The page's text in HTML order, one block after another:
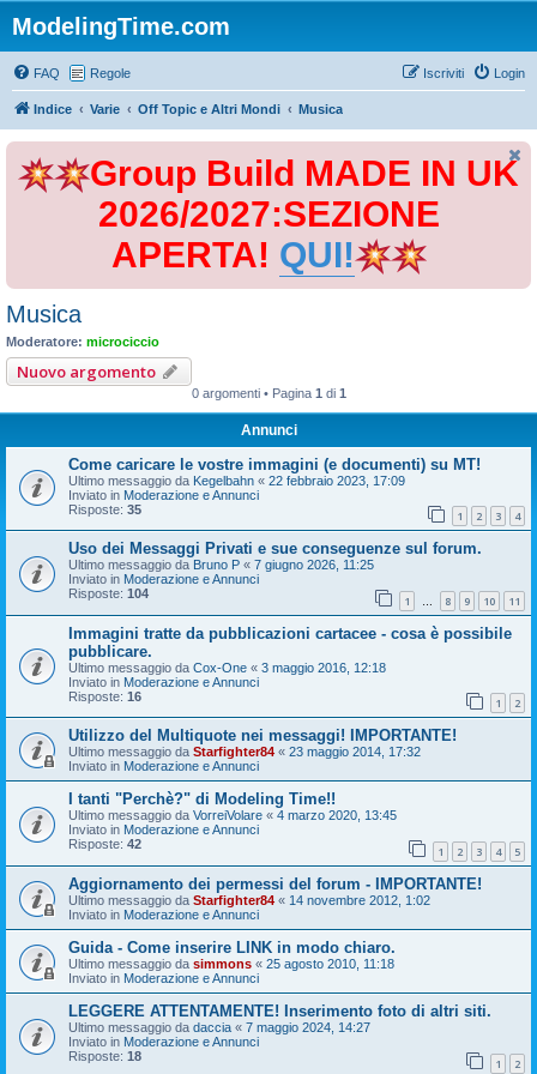
ModelingTime.com
FAQ Regole Login
Iscriviti
Indice Varie Off Topic e Altri Mondi Musica
Group Build MADE IN UK
2026/2027:SEZIONE
APERTA! QUI!
Musica
Moderatore: microciccio
Nuovo argomento
0 argomenti • Pagina 1 di 1
Annunci
Come caricare le vostre immagini (e documenti) su MT!
Ultimo messaggio da Kegelbahn « 22 febbraio 2023, 17:09
Inviato in Moderazione e Annunci
Risposte: 35 1 2 3 4
Uso dei Messaggi Privati e sue conseguenze sul forum.
Ultimo messaggio da Bruno P « 7 giugno 2026, 11:25
Inviato in Moderazione e Annunci
Risposte: 104 1 … 8 9 10 11
Immagini tratte da pubblicazioni cartacee - cosa è possibile
pubblicare.
Ultimo messaggio da Cox-One « 3 maggio 2016, 12:18
Inviato in Moderazione e Annunci
Risposte: 16 1 2
Utilizzo del Multiquote nei messaggi! IMPORTANTE!
Ultimo messaggio da Starfighter84 « 23 maggio 2014, 17:32
Inviato in Moderazione e Annunci
I tanti "Perchè?" di Modeling Time!!
Ultimo messaggio da VorreiVolare « 4 marzo 2020, 13:45
Inviato in Moderazione e Annunci
Risposte: 42 1 2 3 4 5
Aggiornamento dei permessi del forum - IMPORTANTE!
Ultimo messaggio da Starfighter84 « 14 novembre 2012, 1:02
Inviato in Moderazione e Annunci
Guida - Come inserire LINK in modo chiaro.
Ultimo messaggio da simmons « 25 agosto 2010, 11:18
Inviato in Moderazione e Annunci
LEGGERE ATTENTAMENTE! Inserimento foto di altri siti.
Ultimo messaggio da daccia « 7 maggio 2024, 14:27
Inviato in Moderazione e Annunci
Risposte: 18 1 2